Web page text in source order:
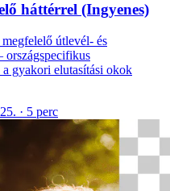
háttérrel (Ingyenes)
útlevél- és
gyakori elutasítási okok
· 5 perc